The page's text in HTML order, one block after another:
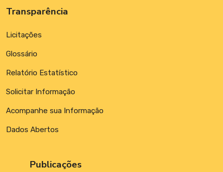
Transparência
Licitações
Glossário
Relatório Estatístico
Solicitar Informação
Acompanhe sua Informação
Dados Abertos
Publicações